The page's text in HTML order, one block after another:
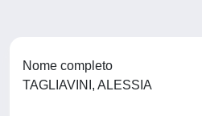
Nome completo
TAGLIAVINI, ALESSIA